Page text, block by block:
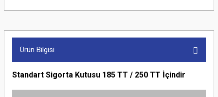
Ürün Bilgisi
Standart Sigorta Kutusu 185 TT / 250 TT İçindir